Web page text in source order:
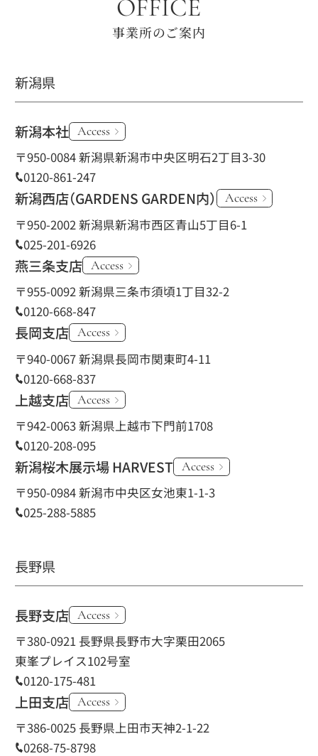
OFFICE
事業所のご案内
新潟県
新潟本社 Access
〒950-0084 新潟県新潟市中央区明石2丁目3-30
0120-861-247
新潟西店（GARDENS GARDEN内） Access
〒950-2002 新潟県新潟市西区青山5丁目6-1
025-201-6926
燕三条支店 Access
〒955-0092 新潟県三条市須頃1丁目32-2
0120-668-847
長岡支店 Access
〒940-0067 新潟県長岡市関東町4-11
0120-668-837
上越支店 Access
〒942-0063 新潟県上越市下門前1708
0120-208-095
新潟桜木展示場 HARVEST Access
〒950-0984 新潟市中央区女池東1-1-3
025-288-5885
長野県
長野支店 Access
〒380-0921 長野県長野市大字栗田2065
東峯プレイス102号室
0120-175-481
上田支店 Access
〒386-0025 長野県上田市天神2-1-22
0268-75-8798